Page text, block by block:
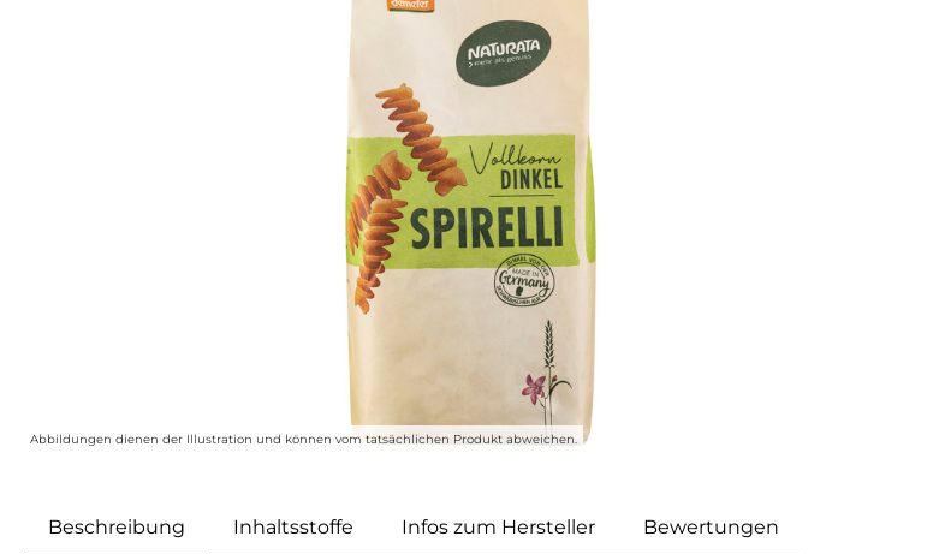
Abbildungen dienen der Illustration und können vom tatsächlichen Produkt abweichen.
Beschreibung Inhaltsstoffe Infos zum Hersteller Bewertungen